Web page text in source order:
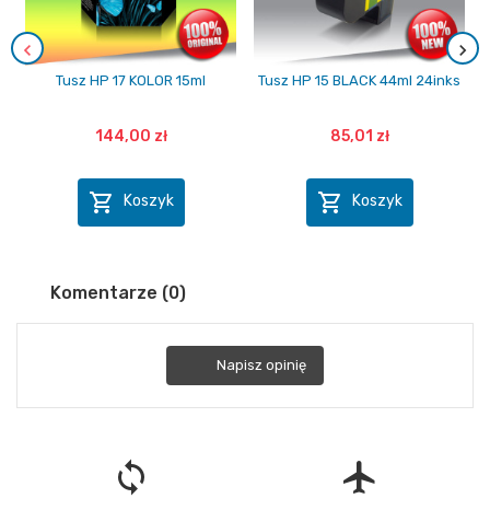
Tusz HP 17 KOLOR 15ml
144,00 zł
 Koszyk
Tusz HP 15 BLACK 44ml 24inks
85,01 zł
 Koszyk
Komentarze (0)
Napisz opinię
loop flight